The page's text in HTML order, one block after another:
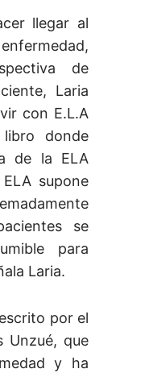
llegar al
de
Laria
con E.L.A
donde
de la ELA
supone
se
para
Laria.
por el
Unzué, que
y ha